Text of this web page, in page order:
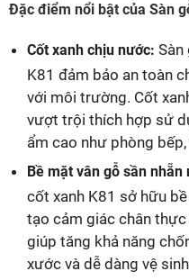
Đặc điểm nổi bật của Sàn
Cốt xanh chịu nước:
K81 đảm bảo an toàn
với môi trường. Cốt
vượt trội thích hợp sử
ẩm cao như phòng bếp,
Bề mặt vân gỗ sần nhẵn
cốt xanh K81 sở hữu
tạo cảm giác chân
giúp tăng khả năng
xước và dễ dàng vệ